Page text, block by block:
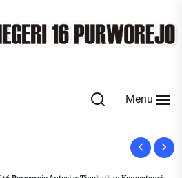
Menu
Rayakan Idul Adha, SMPN 16 Purworejo